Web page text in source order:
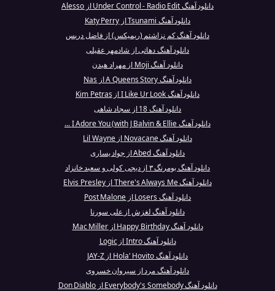
دانلود آهنگ Under Control - Radio Edit از Alesso
دانلود آهنگ Tsunami از Katy Perry
دانلود آهنگ کم نزاشتم (ریمیکس) از فاضل دریس
دانلود آهنگ دهاتی از شادمهر عقیلی
دانلود آهنگ Moji از مهراد هیدن
دانلود آهنگ A Queens Story از Nas
دانلود آهنگ I Like Ur Look از Kim Petras
دانلود آهنگ 18 از سجاد شاهی
دانلود آهنگ I Adore You (with J Balvin & Ellie ...
دانلود آهنگ Novacane از Lil Wayne
دانلود آهنگ Abed از جواد یساری
دانلود آهنگ بومرنگ ۳ از دیجی کولی و سعید خانزاد
دانلود آهنگ There's Always Me از Elvis Presley
دانلود آهنگ Losers از Post Malone
دانلود آهنگ لغزش از علی سورنا
دانلود آهنگ Happy Birthday از Mac Miller
دانلود آهنگ Intro از Logic
دانلود آهنگ Hola' Hovito از JAY-Z
دانلود آهنگ مرد از سیروان خسروی
دانلود آهنگ Everybody's Somebody از Don Diablo